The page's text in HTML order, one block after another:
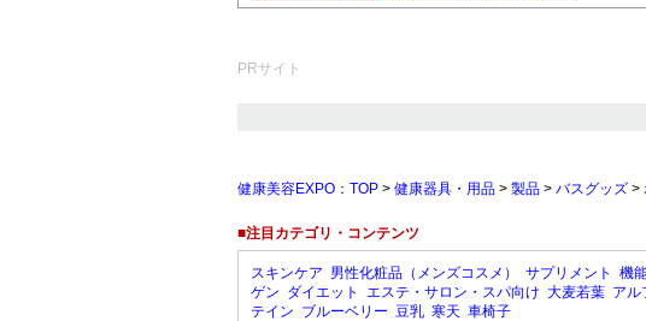
PRサイト
健康美容EXPO：TOP > 健康器具・用品 > 製品 > バスグッズ >
■注目カテゴリ・コンテンツ
スキンケア 男性化粧品（メンズコスメ） サプリメント 機
ゲン ダイエット エステ・サロン・スパ向け 大麦若葉 アル
テイン ブルーベリー 豆乳 寒天 車椅子